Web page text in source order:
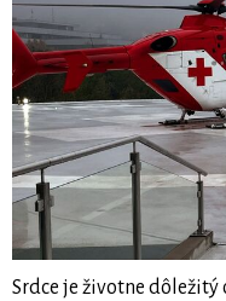
Srdce je životne